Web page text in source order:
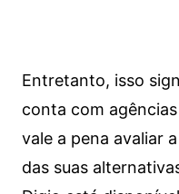
Entretanto, isso
conta com
vale a pena avaliar
das suas